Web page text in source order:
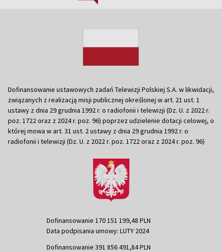
Dofinansowanie ustawowych zadań Telewizji Polskiej S.A. w likwidacji,
związanych z realizacją misji publicznej określonej w art. 21 ust. 1
ustawy z dnia 29 grudnia 1992 r. o radiofonii i telewizji (Dz. U. z 2022 r.
poz. 1722 oraz z 2024 r. poz. 96) poprzez udzielenie dotacji celowej, o
której mowa w art. 31 ust. 2 ustawy z dnia 29 grudnia 1992 r. o
radiofonii i telewizji (Dz. U. z 2022 r. poz. 1722 oraz z 2024 r. poz. 96)
Dofinansowanie 170 151 199,48 PLN
Data podpisania umowy: LUTY 2024
Dofinansowanie 391 856 491,84 PLN